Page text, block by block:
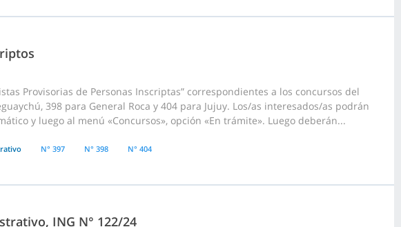
Provisorias de Personas Inscriptas” correspondientes a los concursos del
398 para General Roca y 404 para Jujuy. Los/as interesados/as podrán
y luego al menú «Concursos», opción «En trámite». Luego deberán...
N° 397 N° 398 N° 404
ING N° 122/24